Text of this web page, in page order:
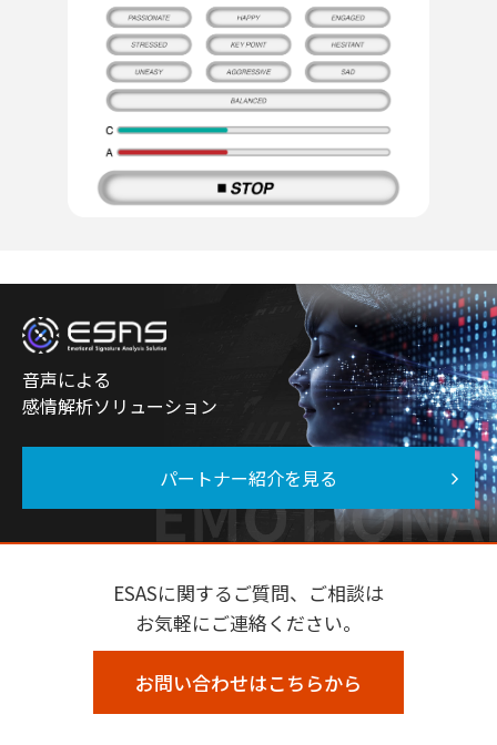
音声による
感情解析ソリューション
パートナー紹介を見る
ESASに関するご質問、ご相談は
お気軽にご連絡ください。
お問い合わせはこちらから